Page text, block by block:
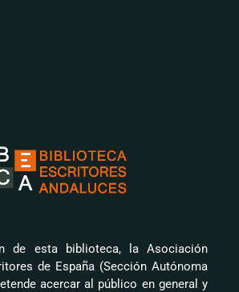
de esta biblioteca, la Asociación
de España (Sección Autónoma
acercar al público en general y